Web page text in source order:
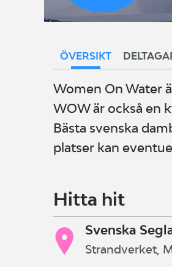
ÖVERSIKT
Women On Water
WOW är också en
Bästa svenska
platser kan
Hitta hit
Svenska
Strandverket,